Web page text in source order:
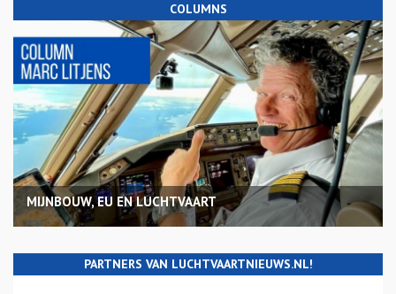
COLUMNS
MIJNBOUW, EU EN LUCHTVAART
PARTNERS VAN LUCHTVAARTNIEUWS.NL!